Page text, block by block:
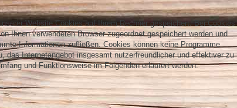
Website Cookies auf Ihrem Rechner gespeichert. Bei Cookies
Ihnen verwendeten Browser zugeordnet gespeichert werden und
Informationen zufließen. Cookies können keine Programme
das Internetangebot insgesamt nutzerfreundlicher und effektiver zu
und Funktionsweise im Folgenden erläutert werden: